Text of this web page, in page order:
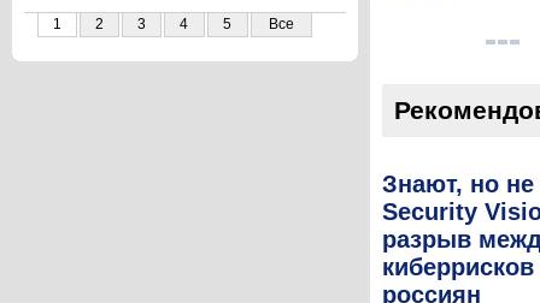
1 2 3 4 5 Все
Знают, но
Security
разрыв
россиян